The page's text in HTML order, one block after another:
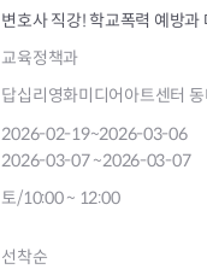
변호사 직강! 학교폭력 예방과
교육정책과
답십리영화미디어아트센터
2026-02-19~2026-03-06
2026-03-07~2026-03-07
토/10:00 ~ 12:00
선착순